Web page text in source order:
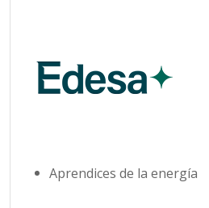
Aprendices de la energía